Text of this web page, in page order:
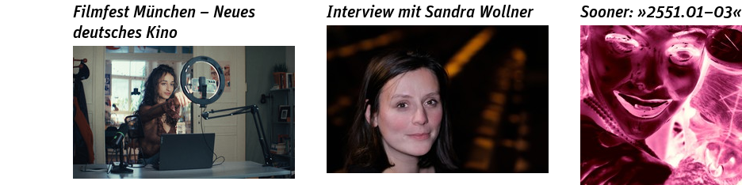
Filmfest München – Neues
deutsches Kino
Interview mit Sandra Wollner Sooner: »2551.01–03«